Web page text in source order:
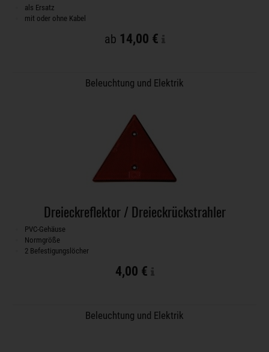
als Ersatz
mit oder ohne Kabel
ab 14,00 €
Beleuchtung und Elektrik
Dreieckreflektor / Dreieckrückstrahler
PVC-Gehäuse
Normgröße
2 Befestigungslöcher
4,00 €
Beleuchtung und Elektrik